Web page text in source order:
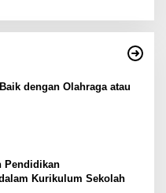
dengan Olahraga atau
Pendidikan
Kurikulum Sekolah